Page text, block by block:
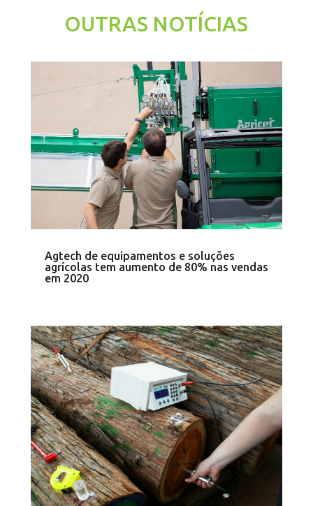
OUTRAS NOTÍCIAS
Agtech de equipamentos e soluções
agrícolas tem aumento de 80% nas vendas
em 2020